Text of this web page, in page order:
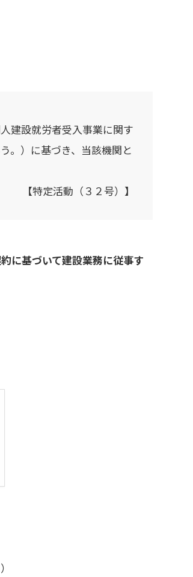
建設就労者受入事業に関す
。）に基づき、当該機関と
【特定活動（３２号）】
に基づいて建設業務に従事す